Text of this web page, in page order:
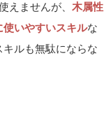
えませんが、木属性
使いやすいスキルな
ルも無駄にならな